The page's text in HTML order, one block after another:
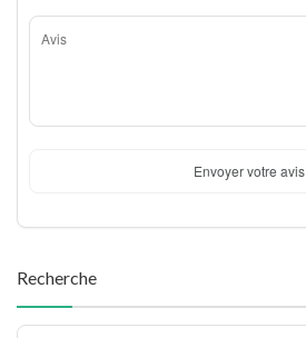
Envoyer votre avis
Recherche